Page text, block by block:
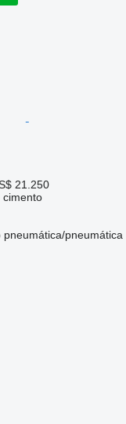
21.250
cimento
pneumática/pneumática